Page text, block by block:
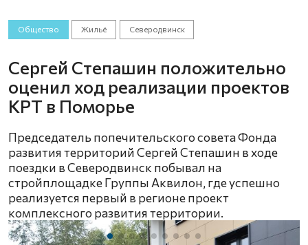
Общество Жильё Северодвинск
Сергей Степашин положительно
оценил ход реализации проектов
КРТ в Поморье
Председатель попечительского совета Фонда
развития территорий Сергей Степашин в ходе
поездки в Северодвинск побывал на
стройплощадке Группы Аквилон, где успешно
реализуется первый в регионе проект
комплексного развития территории.